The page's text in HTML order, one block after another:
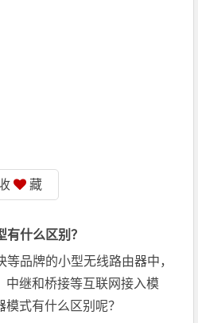
藏
什么区别？
品牌的小型无线路由器中，
中继和桥接等互联网接入模
式有什么区别呢？